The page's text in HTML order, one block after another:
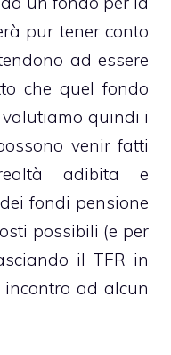
pur tener conto
ad essere
che quel fondo
quindi i
venir fatti
adibita e
fondi pensione
possibili (e per
il TFR in
ad alcun